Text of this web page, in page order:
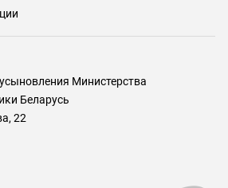
Министерства
Беларусь
22